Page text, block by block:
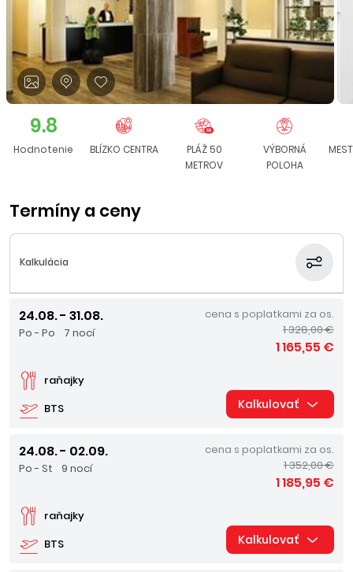
9.8
Hodnotenie BLÍZKO CENTRA
PLÁŽ 50
METROV
VÝBORNÁ
POLOHA
Termíny a ceny
Kalkulácia
24.08. - 31.08.
Po - Po 7 nocí
BTS
raňajky
cena s poplatkami za os.
1 328,00 €
1 165,55 €
Kalkulovať
24.08. - 02.09.
Po - St 9 nocí
BTS
raňajky
cena s poplatkami za os.
1 352,00 €
1 185,95 €
Kalkulovať